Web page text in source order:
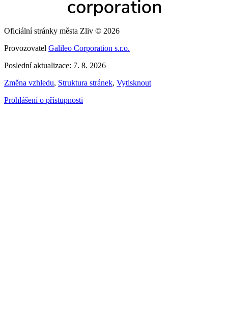
Oficiální stránky města Zliv © 2026
Provozovatel Galileo Corporation s.r.o.
Poslední aktualizace: 7. 8. 2026
Změna vzhledu, Struktura stránek, Vytisknout
Prohlášení o přístupnosti